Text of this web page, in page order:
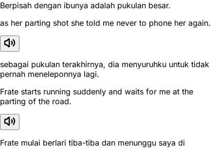
Berpisah dengan ibunya adalah pukulan besar.
as her parting shot she told me never to phone her again.
sebagai pukulan terakhirnya, dia menyuruhku untuk tidak
pernah meneleponnya lagi.
Frate starts running suddenly and waits for me at the
parting of the road.
Frate mulai berlari tiba-tiba dan menunggu saya di